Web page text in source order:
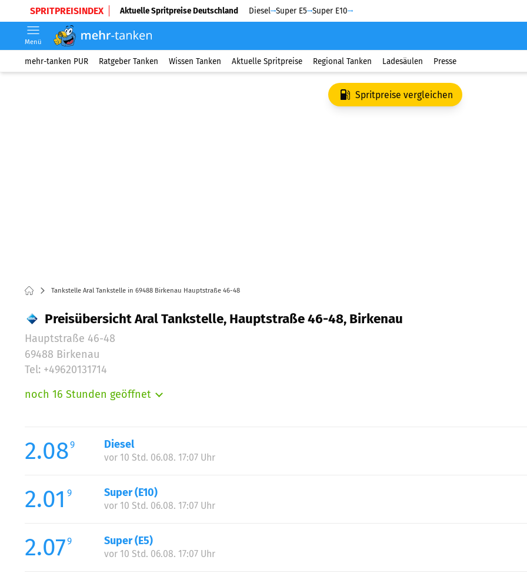
SPRITPREISINDEX Aktuelle Spritpreise Deutschland Diesel Super E5 Super E10
Menü
mehr-tanken PUR Ratgeber Tanken Wissen Tanken Aktuelle Spritpreise Regional Tanken Ladesäulen Presse
Spritpreise vergleichen
Tankstelle Aral Tankstelle in 69488 Birkenau Hauptstraße 46-48
Preisübersicht Aral Tankstelle, Hauptstraße 46-48, Birkenau
Hauptstraße 46-48
69488 Birkenau
Tel: +49620131714
noch 16 Stunden geöffnet
Mittwoch:
Donnerstag:
Samstag:
Sonntag:
2.089 Diesel
vor 10 Std. 06.08. 17:07 Uhr
2.01 9 Super (E10)
vor 10 Std. 06.08. 17:07 Uhr
2.079 Super (E5)
vor 10 Std. 06.08. 17:07 Uhr